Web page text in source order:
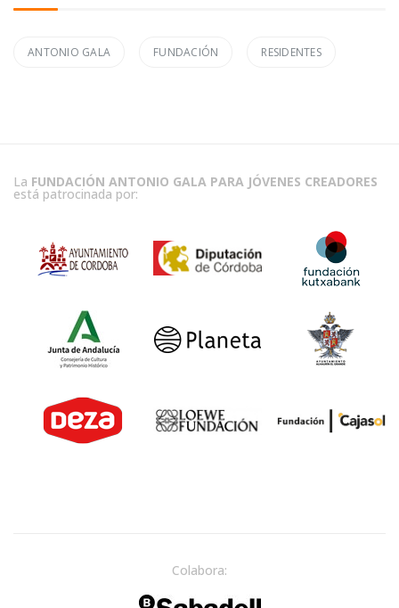
ANTONIO GALA FUNDACIÓN RESIDENTES
La FUNDACIÓN ANTONIO GALA PARA JÓVENES CREADORES
está patrocinada por:
Colabora: